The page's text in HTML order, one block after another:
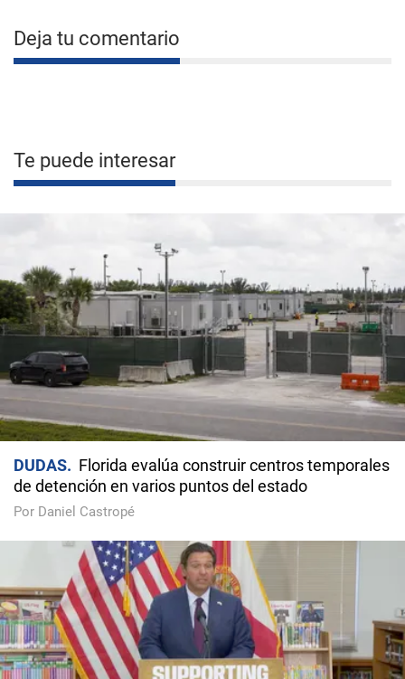
Deja tu comentario
Te puede interesar
DUDAS
Florida evalúa construir centros temporales
de detención en varios puntos del estado
Por Daniel Castropé